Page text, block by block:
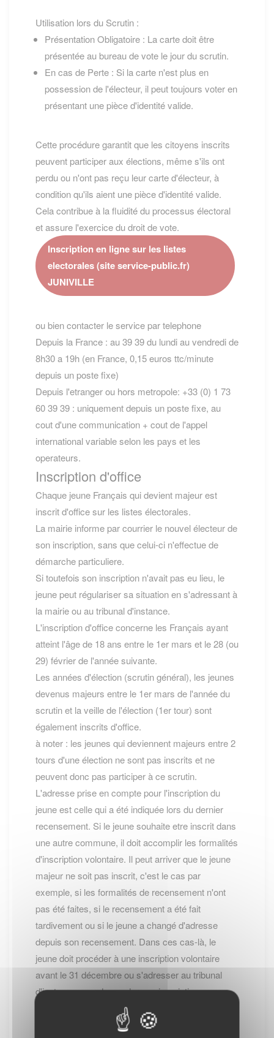
Utilisation lors du Scrutin :
Présentation Obligatoire : La carte doit être
présentée au bureau de vote le jour du scrutin.
En cas de Perte : Si la carte n'est plus en
possession de l'électeur, il peut toujours voter en
présentant une pièce d'identité valide.
Cette procédure garantit que les citoyens inscrits
peuvent participer aux élections, même s'ils ont
perdu ou n'ont pas reçu leur carte d'électeur, à
condition qu'ils aient une pièce d'identité valide.
Cela contribue à la fluidité du processus électoral
et assure l'exercice du droit de vote.
Inscription en ligne sur les listes
electorales (site service-public.fr)
JUNIVILLE
ou bien contacter le service par telephone
Depuis la France : au 39 39 du lundi au vendredi de
8h30 a 19h (en France, 0,15 euros ttc/minute
depuis un poste fixe)
Depuis l'etranger ou hors metropole: +33 (0) 1 73
60 39 39 : uniquement depuis un poste fixe, au
cout d'une communication + cout de l'appel
international variable selon les pays et les
operateurs.
Inscription d'office
Chaque jeune Français qui devient majeur est
inscrit d'office sur les listes électorales.
La mairie informe par courrier le nouvel électeur de
son inscription, sans que celui-ci n'effectue de
démarche particuliere.
Si toutefois son inscription n'avait pas eu lieu, le
jeune peut régulariser sa situation en s'adressant à
la mairie ou au tribunal d'instance.
L'inscription d'office concerne les Français ayant
atteint l'âge de 18 ans entre le 1er mars et le 28 (ou
29) février de l'année suivante.
Les années d'élection (scrutin général), les jeunes
devenus majeurs entre le 1er mars de l'année du
scrutin et la veille de l'élection (1er tour) sont
également inscrits d'office.
à noter : les jeunes qui deviennent majeurs entre 2
tours d'une élection ne sont pas inscrits et ne
peuvent donc pas participer à ce scrutin.
L'adresse prise en compte pour l'inscription du
jeune est celle qui a été indiquée lors du dernier
recensement. Si le jeune souhaite etre inscrit dans
une autre commune, il doit accomplir les formalités
d'inscription volontaire. Il peut arriver que le jeune
majeur ne soit pas inscrit, c'est le cas par
exemple, si les formalités de recensement n'ont
pas été faites, si le recensement a été fait
tardivement ou si le jeune a changé d'adresse
depuis son recensement. Dans ces cas-là, le
jeune doit procéder à une inscription volontaire
avant le 31 décembre ou s'adresser au tribunal
d'instance pour demander son inscription.
Inscription volontaire
COMMENT S'INSCRIRE ?